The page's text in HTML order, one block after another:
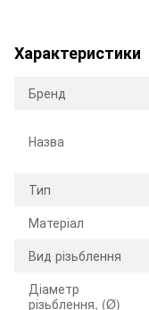
Характеристики
Бренд
Назва
Тип
Матеріал
Вид різьблення
Діаметр
різьблення, (Ø)